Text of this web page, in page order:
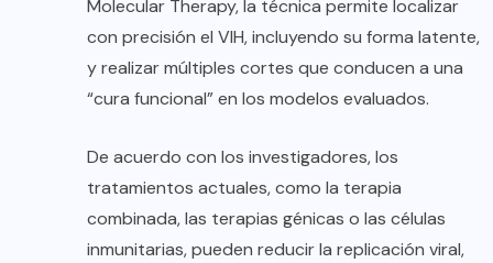
Molecular Therapy, la técnica permite localizar
con precisión el VIH, incluyendo su forma latente,
y realizar múltiples cortes que conducen a una
“cura funcional” en los modelos evaluados.
De acuerdo con los investigadores, los
tratamientos actuales, como la terapia
combinada, las terapias génicas o las células
inmunitarias, pueden reducir la replicación viral,